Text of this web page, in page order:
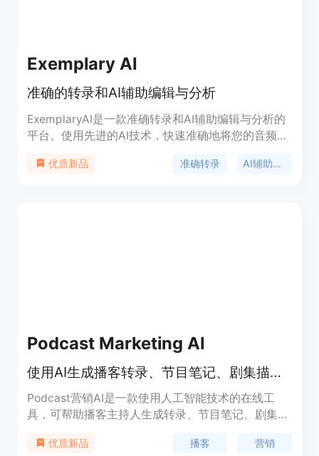
Exemplary AI
准确的转录和AI辅助编辑与分析
ExemplaryAI是一款准确转录和AI辅助编辑与分析的
平台。使用先进的AI技术，快速准确地将您的音频和
支持120多种语言。
优质新品 准确转录 AI辅助编辑
Podcast Marketing AI
使用AI生成播客转录、节目笔记、剧集描述和社交媒体内容。
Podcast营销AI是一款使用人工智能技术的在线工
具，可帮助播客主持人生成转录、节目笔记、剧集描
帮助节省时间和劳动力。它还能生成有吸引力的节目
优质新品 播客 营销